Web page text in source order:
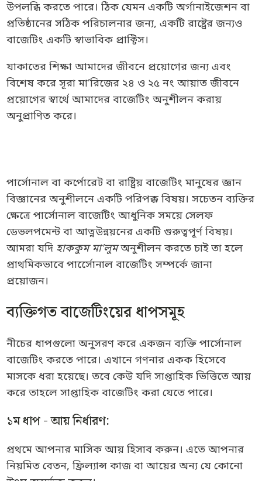
উপলব্ধি করতে পারে। ঠিক যেমন একটি অর্গানাইজেশন বা
প্রতিষ্ঠানের সঠিক পরিচালনার জন্য, একটি রাষ্ট্রের জন্যও
বাজেটিং একটি স্বাভাবিক প্রাক্টিস।
যাকাতের শিক্ষা আমাদের জীবনে প্রয়োগের জন্য এবং
বিশেষ করে সূরা মা’রিজের ২৪ ও ২৫ নং আয়াত জীবনে
প্রয়োগের স্বার্থে আমাদের বাজেটিং অনুশীলন করায়
অনুপ্রাণিত করে।
পার্সোনাল বা কর্পোরেট বা রাষ্ট্রিয় বাজেটিং মানুষের জ্ঞান
বিজ্ঞানের অনুশীলনে একটি পরিপক্ক বিষয়। সচেতন ব্যক্তির
ক্ষেত্রে পার্সোনাল বাজেটিং আধুনিক সময়ে সেলফ
ডেভলপমেন্ট বা আত্নউন্নয়নের একটি গুরুত্বপূর্ণ বিষয়।
আমরা যদি হাককুম মা’লুমঅনুশীলন করতে চাই তা হলে
প্রাথমিকভাবে পার্সেোনাল বাজেটিং সম্পর্কে জানা
প্রয়োজন।
ব্যক্তিগত বাজেটিংয়ের ধাপসমূহ
নীচের ধাপগুলো অনুসরণ করে একজন ব্যক্তি পার্সোনাল
বাজেটিং করতে পারে। এখানে গণনার একক হিসেবে
মাসকে ধরা হয়েছে। তবে কেউ যদি সাপ্তাহিক ভিত্তিতে আয়
করে তাহলে সাপ্তাহিক বাজেটিং করা যেতে পারে।
১ম ধাপ - আয় নির্ধারণ:
প্রথমে আপনার মাসিক আয় হিসাব করুন। এতে আপনার
নিয়মিত বেতন, ফ্রিল্যান্স কাজ বা আয়ের অন্য যে কোনো